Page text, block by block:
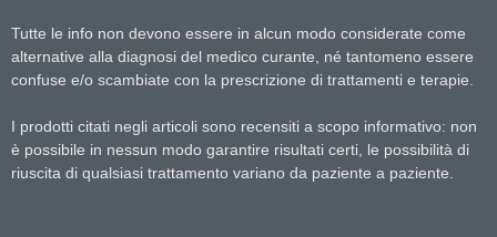
Tutte le info non devono essere in alcun modo considerate come
alternative alla diagnosi del medico curante, né tantomeno essere
confuse e/o scambiate con la prescrizione di trattamenti e terapie.
I prodotti citati negli articoli sono recensiti a scopo informativo: non
è possibile in nessun modo garantire risultati certi, le possibilità di
riuscita di qualsiasi trattamento variano da paziente a paziente.